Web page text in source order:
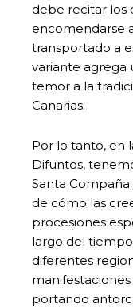
debe recitar los
encomendarse
transportado a
variante agrega
temor a la
Canarias.
Por lo tanto, en
Difuntos,
Santa
de cómo las
procesiones
largo del
diferentes
portando